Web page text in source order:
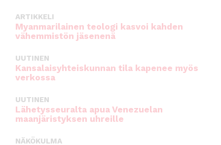
ARTIKKELI
Myanmarilainen teologi kasvoi kahden
vähemmistön jäsenenä
UUTINEN
Kansalaisyhteiskunnan tila kapenee myös
verkossa
UUTINEN
Lähetysseuralta apua Venezuelan
maanjäristyksen uhreille
NÄKÖKULMA